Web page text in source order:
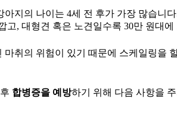
지의 나이는 4세 전 후가 가장 많습니
고, 대형견 혹은 노견일수록 30만 원대에
마취의 위험이 있기 때문에 스케일링을
합병증을 예방하기 위해 다음 사항을